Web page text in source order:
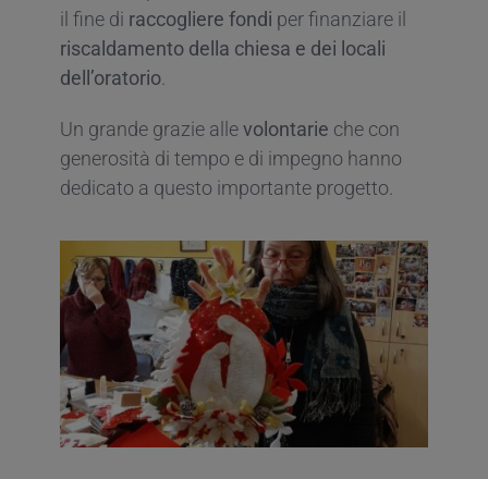
il fine di raccogliere fondi per finanziare il
riscaldamento della chiesa e dei locali
dell’oratorio.
Un grande grazie allevolontarie che con
generosità di tempo e di impegno hanno
dedicato a questo importante progetto.